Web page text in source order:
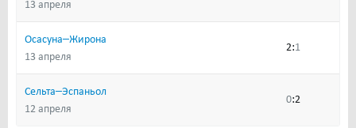
13 апреля
Осасуна–Жирона
13 апреля
2:1
Сельта–Эспаньол
12 апреля
0:2